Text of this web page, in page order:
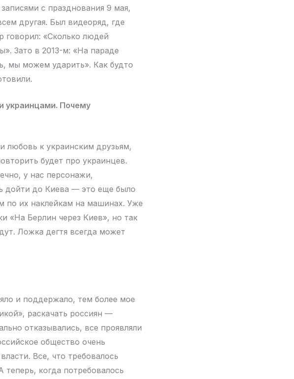
с празднования 9 мая,
другая. Был видеоряд, где
говорил: «Сколько людей
Зато в 2013-м: «На параде
мы можем ударить». Как будто
украинцами. Почему
любовь к украинским друзьям,
будет про украинцев.
у нас персонажи,
дойти до Киева — это еще было
по их наклейкам на машинах. Уже
«На Берлин через Киев», но так
Ложка дегтя всегда может
и поддержало, тем более мое
раскачать россиян —
отказывались, все проявляли
общество очень
Все, что требовалось
теперь, когда потребовалось